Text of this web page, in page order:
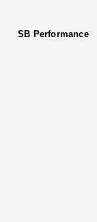
SB Performance